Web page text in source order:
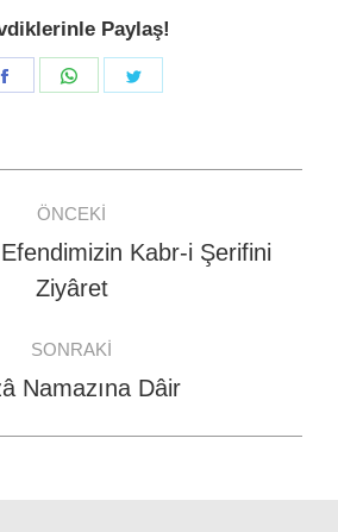
Paylaş!
Share
Share
ÖNCEKI
Previous
post:
Kabr-i Şerifini
Ziyâret
SONRAKI
Next
Namazına Dâir